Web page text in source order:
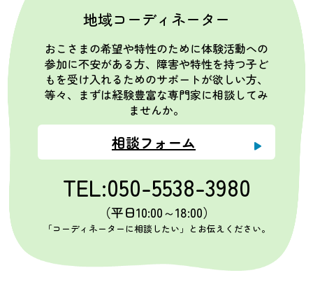
地域コーディネーター
おこさまの希望や特性のために体験活動への
参加に不安がある方、障害や特性を持つ子ど
もを受け入れるためのサポートが欲しい方、
等々、まずは経験豊富な専門家に相談してみ
ませんか。
相談フォーム
TEL:050-5538-3980
（平日10:00～18:00）
「コーディネーターに相談したい」とお伝えください。